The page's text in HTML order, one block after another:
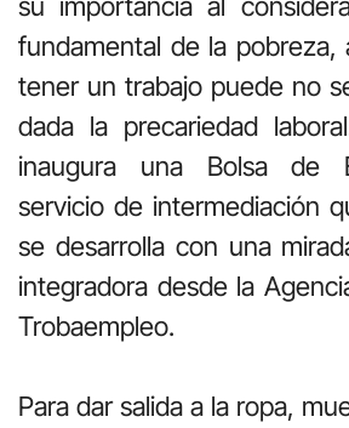
fundamental de la pobreza,
tener un trabajo puede no
dada la precariedad
inaugura una Bolsa de
servicio de intermediación
se desarrolla con una
integradora desde la
Trobaempleo.
Para dar salida a la ropa,